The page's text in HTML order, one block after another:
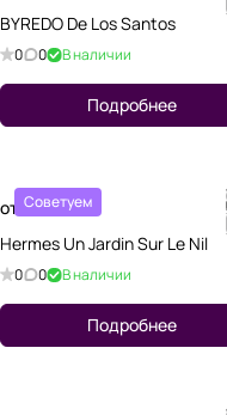
BYREDO De Los Santos
0 0 В наличии
Подробнее
Советуем
от 2 270 ₽
Hermes Un Jardin Sur Le Nil
0 0 В наличии
Подробнее